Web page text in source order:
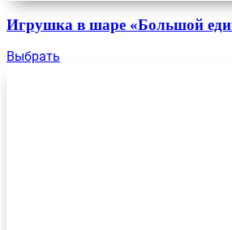
Игрушка в шаре «Большой
Выбрать